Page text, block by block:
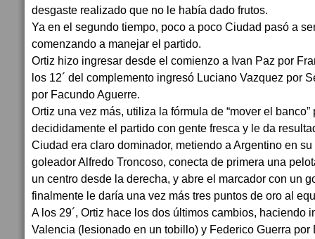
desgaste realizado que no le había dado frutos.
Ya en el segundo tiempo, poco a poco Ciudad pasó a
comenzando a manejar el partido.
Ortiz hizo ingresar desde el comienzo a Ivan Paz por
los 12´ del complemento ingresó Luciano Vazquez por
por Facundo Aguerre.
Ortiz una vez más, utiliza la fórmula de “mover el
decididamente el partido con gente fresca y le da
Ciudad era claro dominador, metiendo a Argentino en su
goleador Alfredo Troncoso, conecta de primera una
un centro desde la derecha, y abre el marcador con un
finalmente le daría una vez más tres puntos de oro al
A los 29´, Ortiz hace los dos últimos cambios, haciendo
Valencia (lesionado en un tobillo) y Federico Guerra por